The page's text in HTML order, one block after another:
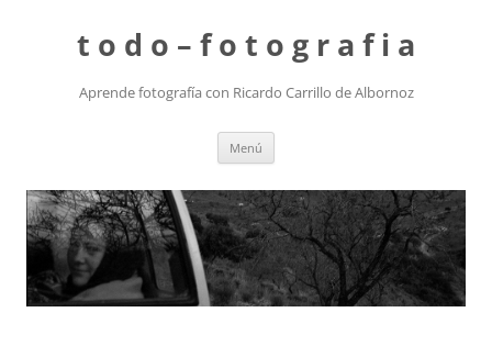
t o d o – f o t o g r a f i a
Aprende fotografía con Ricardo Carrillo de Albornoz
Menú